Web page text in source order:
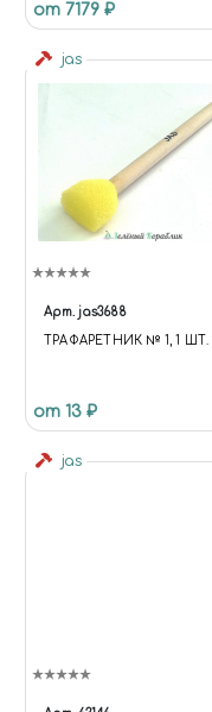
от 7179 ₽
jas
Арт. jas3688
ТРАФАРЕТНИК № 1, 1 ШТ.
от 13 ₽
jas